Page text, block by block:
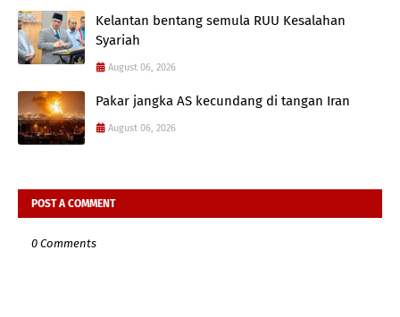
Kelantan bentang semula RUU Kesalahan
Syariah
August 06, 2026
Pakar jangka AS kecundang di tangan Iran
August 06, 2026
POST A COMMENT
0 Comments